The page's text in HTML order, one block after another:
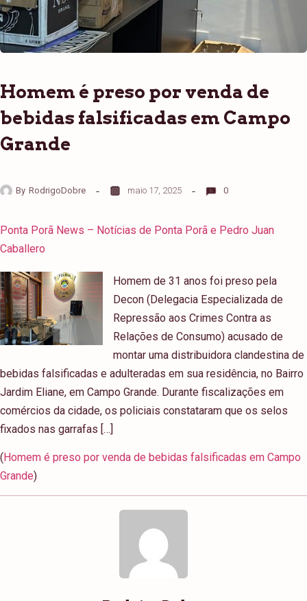
Homem é preso por venda de
bebidas falsificadas em Campo
Grande
By RodrigoDobre maio 17, 2025 0
Ponta Porã News – Notícias de Ponta Porã e Pedro Juan
Caballero
Homem de 31 anos foi preso pela
Decon (Delegacia Especializada de
Repressão aos Crimes Contra as
Relações de Consumo) acusado de
montar uma distribuidora clandestina de
bebidas falsificadas e adulteradas em sua residência, no Bairro
Jardim Eliane, em Campo Grande. Durante fiscalizações em
comércios da cidade, os policiais constataram que os selos
fixados nas garrafas […]
( Homem é preso por venda de bebidas falsificadas em Campo
Grande)